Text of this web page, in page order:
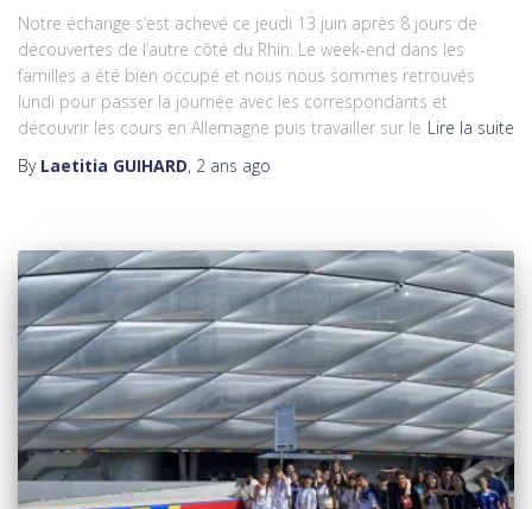
Notre échange s’est achevé ce jeudi 13 juin après 8 jours de
découvertes de l’autre côté du Rhin. Le week-end dans les
familles a été bien occupé et nous nous sommes retrouvés
lundi pour passer la journée avec les correspondants et
découvrir les cours en Allemagne puis travailler sur le Lire la suite
By Laetitia GUIHARD, 2 ans ago